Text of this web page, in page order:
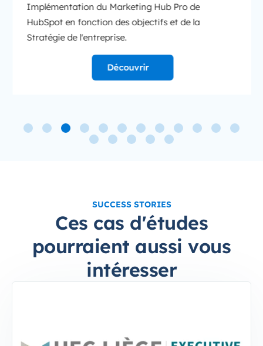
Implémentation du Marketing Hub Pro de
HubSpot en fonction des objectifs et de la
Stratégie de l'entreprise.
Découvrir
SUCCESS STORIES
Ces cas d'études
pourraient aussi vous
intéresser